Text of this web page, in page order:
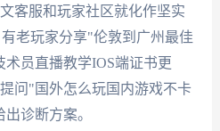
客服和玩家社区就化作坚实
老玩家分享"伦敦到广州最佳
员直播教学IOS端证书更
问"国外怎么玩国内游戏不卡
诊断方案。